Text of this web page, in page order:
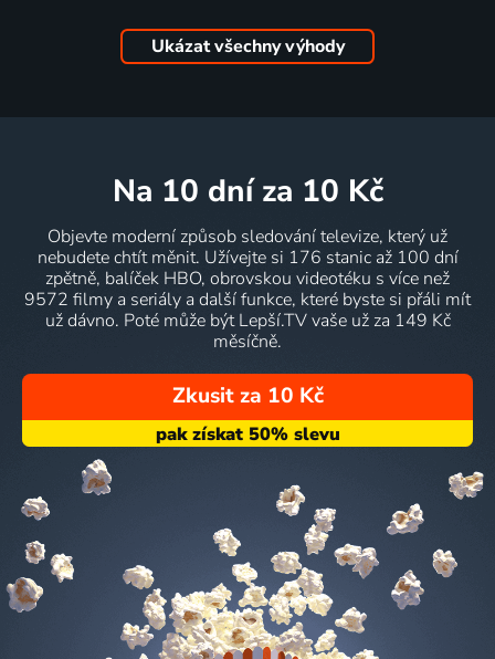
Ukázat všechny výhody
na 10 dní za 10 Kč
Objevte moderní způsob sledování televize, který už
nebudete chtít měnit. Užívejte si 176 stanic až 100 dní
zpětně, balíček HBO, obrovskou videotéku s více než
9572 filmy a seriály a další funkce, které byste si přáli mít
už dávno. Poté může být Lepší.TV vaše už za 149 Kč
měsíčně.
Zkusit za 10 Kč